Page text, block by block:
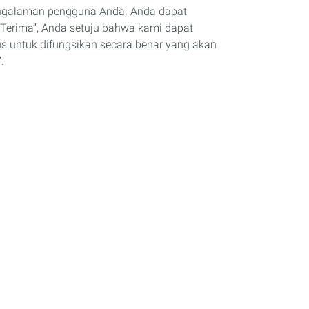
pengguna Anda. Anda dapat
Anda setuju bahwa kami dapat
untuk difungsikan secara benar yang akan